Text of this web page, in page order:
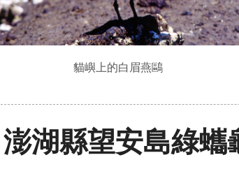
貓嶼上的白眉燕鷗
澎湖縣望安島綠蠵